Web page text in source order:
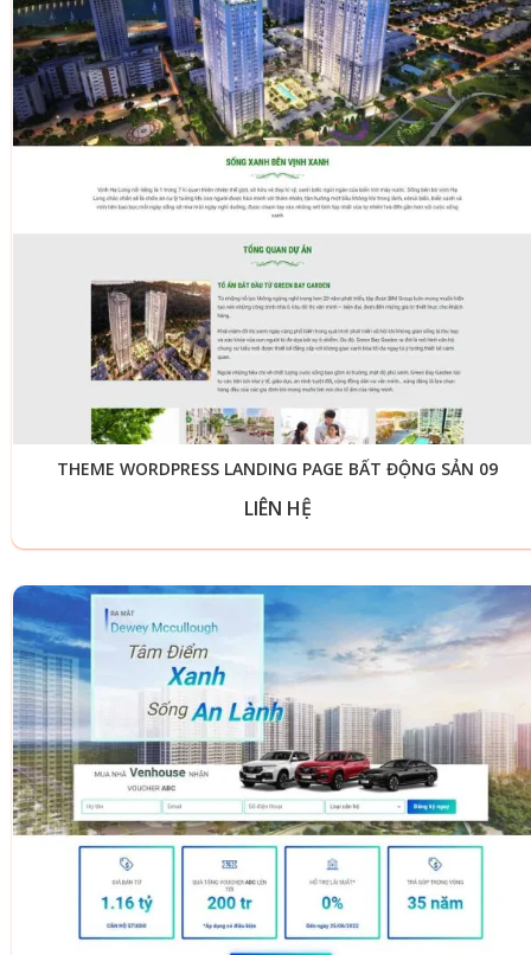
THEME WORDPRESS LANDING PAGE BẤT ĐỘNG SẢN 09
LIÊN HỆ